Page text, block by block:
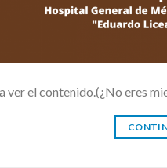
ver el contenido.(¿No eres